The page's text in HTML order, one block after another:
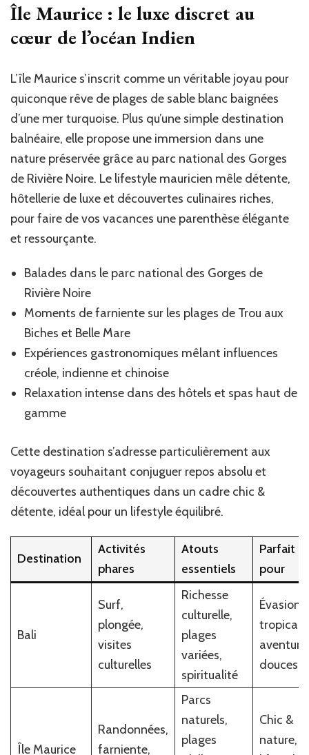
Île Maurice : le luxe discret au
cœur de l’océan Indien
L’île Maurice s’inscrit comme un véritable joyau pour
quiconque rêve de plages de sable blanc baignées
d’une mer turquoise. Plus qu’une simple destination
balnéaire, elle propose une immersion dans une
nature préservée grâce au parc national des Gorges
de Rivière Noire. Le lifestyle mauricien mêle détente,
hôtellerie de luxe et découvertes culinaires riches,
pour faire de vos vacances une parenthèse élégante
et ressourçante.
Balades dans le parc national des Gorges de
Rivière Noire
Moments de farniente sur les plages de Trou aux
Biches et Belle Mare
Expériences gastronomiques mêlant influences
créole, indienne et chinoise
Relaxation intense dans des hôtels et spas haut de
gamme
Cette destination s’adresse particulièrement aux
voyageurs souhaitant conjuguer repos absolu et
découvertes authentiques dans un cadre chic &
détente, idéal pour un lifestyle équilibré.
Destination
Activités
phares
Atouts
essentiels
Parfait
pour
Bali
Surf,
plongée,
visites
culturelles
Richesse
culturelle,
plages
variées,
spiritualité
Évasion
tropicale,
douces
Île Maurice
Randonnées,
farniente,
Parcs
naturels,
plages
Chic &
nature,